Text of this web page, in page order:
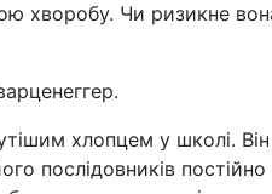
хворобу. Чи ризикне
хлопцем у школі.
послідовників